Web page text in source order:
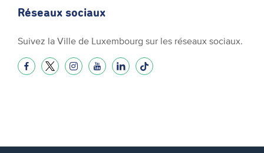
Réseaux sociaux
Suivez la Ville de Luxembourg sur les réseaux sociaux.